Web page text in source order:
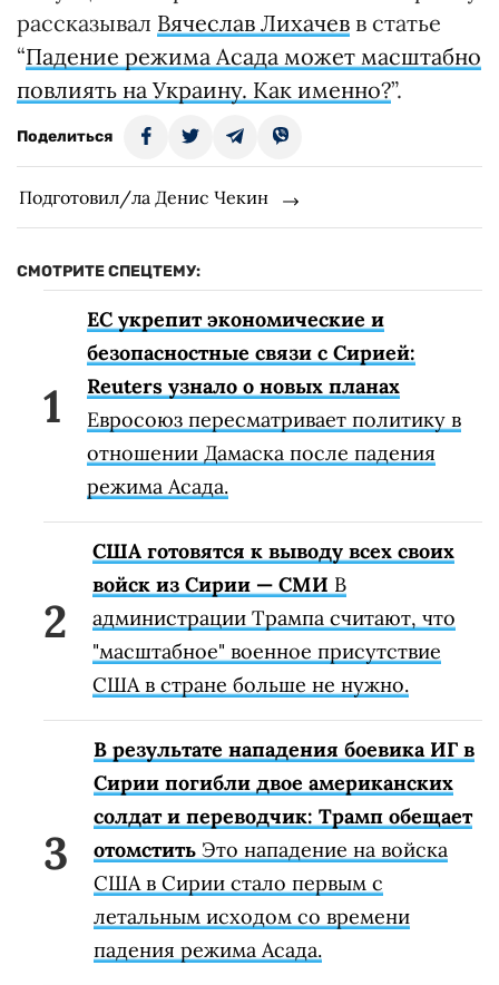
рассказывал Вячеслав Лихачев в статье
“Падение режима Асада может масштабно
повлиять на Украину. Как именно?”.
Поделиться
Подготовил/ла Денис Чекин
СМОТРИТЕ СПЕЦТЕМУ:
ЕС укрепит экономические и
безопасностные связи с Сирией:
Reuters узнало о новых планах
Евросоюз пересматривает политику в
отношении Дамаска после падения
режима Асада.
США готовятся к выводу всех своих
войск из Сирии — СМИ В
администрации Трампа считают, что
"масштабное" военное присутствие
США в стране больше не нужно.
В результате нападения боевика ИГ в
Сирии погибли двое американских
солдат и переводчик: Трамп обещает
отомстить Это нападение на войска
США в Сирии стало первым с
летальным исходом со времени
падения режима Асада.